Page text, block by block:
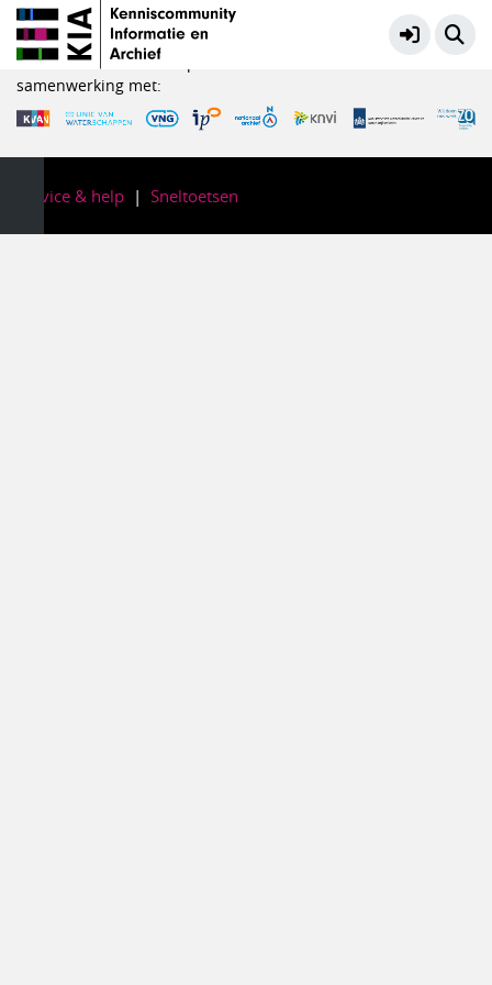
KIA Kennisbank
Meer
KIA is een initiatief in opdracht van het Ministerie van OCW in
samenwerking met:
Service & help Sneltoetsen